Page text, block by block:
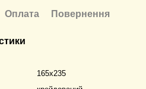
Оплата Повернення
165х235